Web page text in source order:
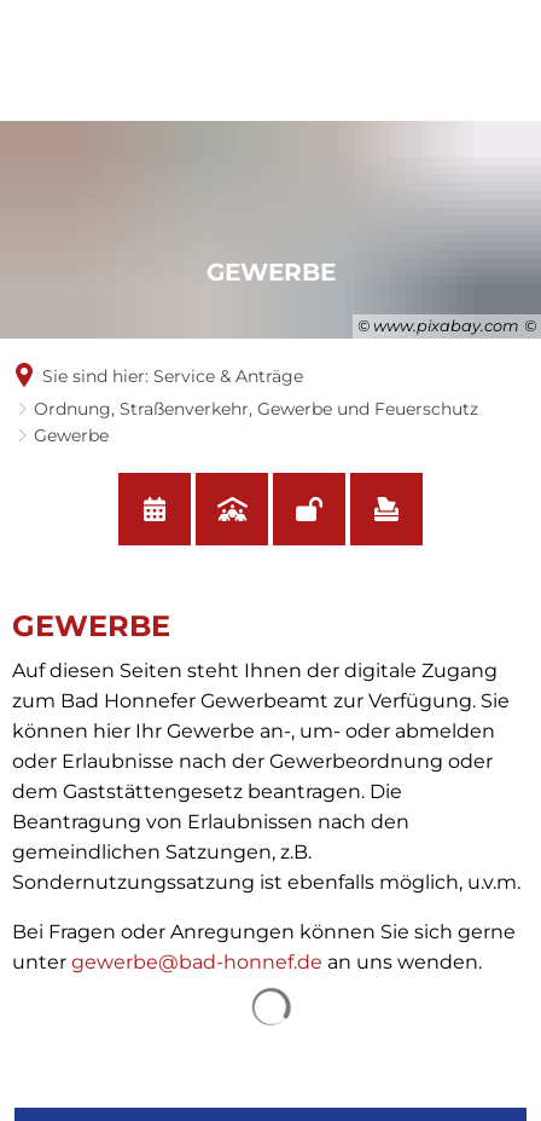
© www.pixabay.com
GEWERBE
Sie sind hier: Service & Anträge
Ordnung, Straßenverkehr, Gewerbe und Feuerschutz
Gewerbe
GEWERBE
Auf diesen Seiten steht Ihnen der digitale Zugang
zum Bad Honnefer Gewerbeamt zur Verfügung. Sie
können hier Ihr Gewerbe an-, um- oder abmelden
oder Erlaubnisse nach der Gewerbeordnung oder
dem Gaststättengesetz beantragen. Die
Beantragung von Erlaubnissen nach den
gemeindlichen Satzungen, z.B.
Sondernutzungssatzung ist ebenfalls möglich, u.v.m.
Bei Fragen oder Anregungen können Sie sich gerne
unter gewerbe@bad-honnef.de an uns wenden.